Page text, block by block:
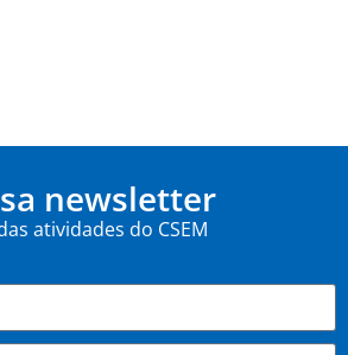
newsletter
atividades do CSEM